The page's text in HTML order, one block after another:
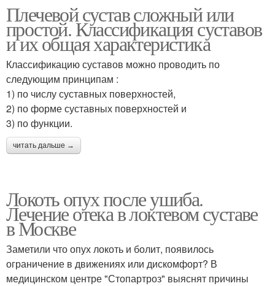
Плечевой сустав сложный или
простой. Классификация суставов
и их общая характеристика
Классификацию суставов можно проводить по
следующим принципам :
1) по числу суставных поверхностей,
2) по форме суставных поверхностей и
3) по функции.
читать дальше →
Локоть опух после ушиба.
Лечение отека в локтевом суставе
в Москве
Заметили что опух локоть и болит, появилось
ограничение в движениях или дискомфорт? В
медицинском центре "Стопартроз" выяснят причины